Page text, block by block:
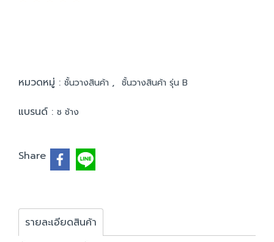
หมวดหมู่ : ชั้นวางสินค้า , ชั้นวางสินค้า รุ่น B
แบรนด์ : ช ช้าง
Share
รายละเอียดสินค้า